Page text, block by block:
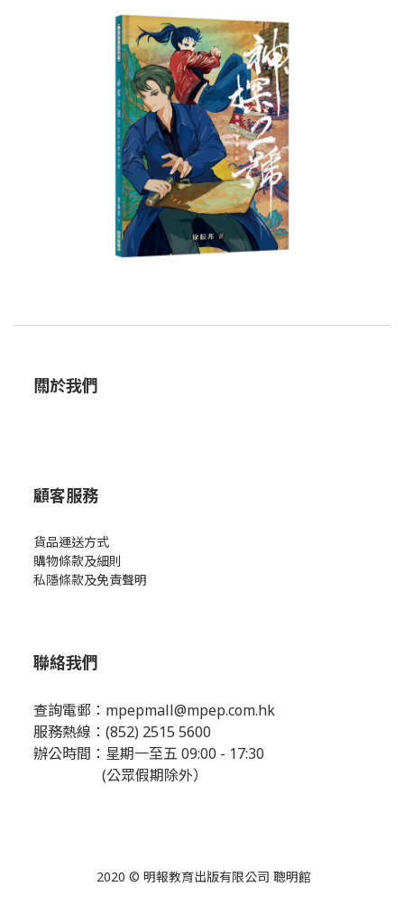
關於我們
顧客服務
貨品運送方式
購物條款及細則
私隱條款及免責聲明
聯絡我們
查詢電郵： mpepmall@mpep.com.hk
服務熱線：(852) 2515 5600
辦公時間：星期一至五 09:00 - 17:30
(公眾假期除外）
2020 © 明報教育出版有限公司 聰明館